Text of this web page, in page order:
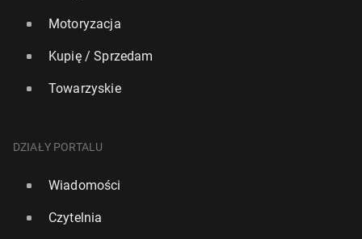
Motoryzacja
Kupię / Sprzedam
Towarzyskie
DZIAŁY PORTALU
Wiadomości
Czytelnia